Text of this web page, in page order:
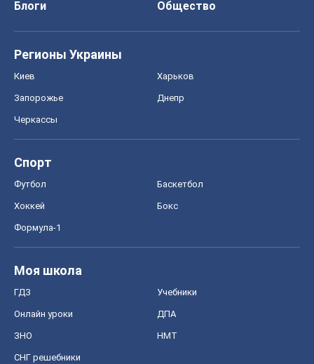
Блоги
Общество
Регионы Украины
Киев Харьков
Запорожье Днепр
Черкассы
Спорт
Футбол Баскетбол
Хоккей Бокс
Формула-1
Моя школа
ГДЗ Учебники
Онлайн уроки ДПА
ЗНО НМТ
СНГ решебники